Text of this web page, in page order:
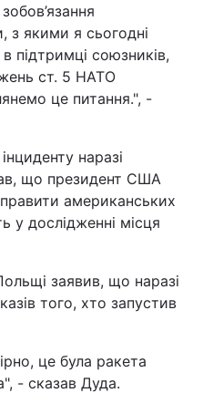
з якими я сьогодні
підтримці союзників,
ст. 5 НАТО
це питання.", -
наразі
що президент США
американських
у дослідженні місця
заявив, що наразі
того, хто запустив
це була ракета
- сказав Дуда.